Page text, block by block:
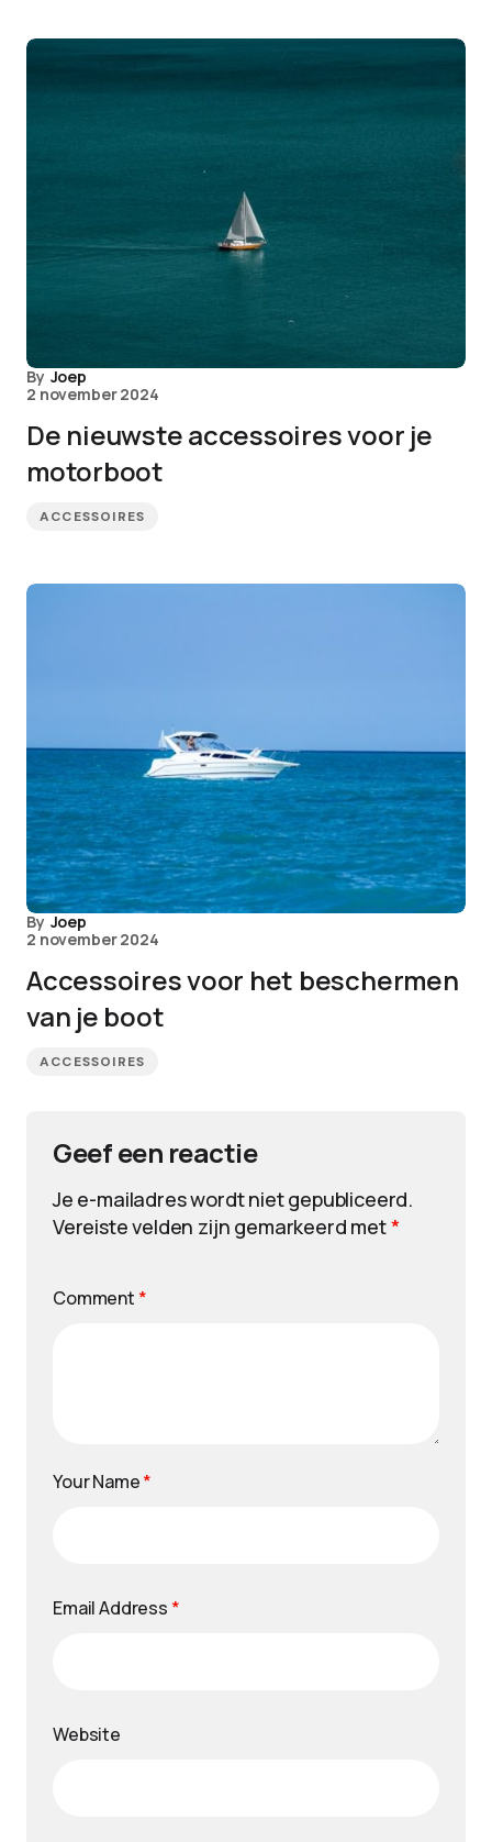
By Joep
2 november 2024
De nieuwste accessoires voor je
motorboot
ACCESSOIRES
By Joep
2 november 2024
Accessoires voor het beschermen
van je boot
ACCESSOIRES
Geef een reactie
Je e-mailadres wordt niet gepubliceerd.
Vereiste velden zijn gemarkeerd met*
Comment *
Your Name*
Email Address *
Website